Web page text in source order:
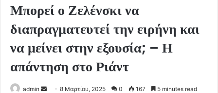
Μπορεί ο Ζελένσκι να
διαπραγματευτεί την ειρήνη και
να μείνει στην εξουσία; – Η
απάντηση στο Ριάντ
admin
Send8 Μαρτίου, 2025 0 167 5 minutes read